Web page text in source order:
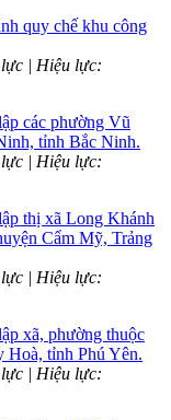
quy chế khu công
| Hiệu lực:
các phường Vũ
tỉnh Bắc Ninh.
| Hiệu lực:
thị xã Long Khánh
Cẩm Mỹ, Trảng
| Hiệu lực:
xã, phường thuộc
Hoà, tỉnh Phú Yên.
| Hiệu lực: